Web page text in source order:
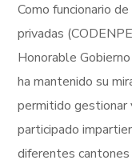
Como funcionario
privadas
Honorable
ha mantenido su
permitido gestionar
participado
diferentes